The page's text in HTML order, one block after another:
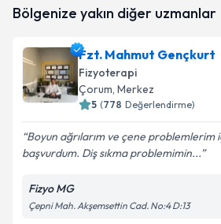
Size bu uzmandan randevu
E-posta Adresiniz
Kişisel verilerimin işlenmesine
Metni'ni okudum ve kişisel
Bölgenize yakın diğer uzmanlar
Fzt. Mahmut Gençkurt
Fizyoterapi
Çorum, Merkez
5 (778 Değerlendirme)
Boyun ağrılarım ve çene problemlerim
başvurdum. Diş sıkma problemimin...
Fizyo MG
Çepni Mah. Akşemsettin Cad. No:4 D:13